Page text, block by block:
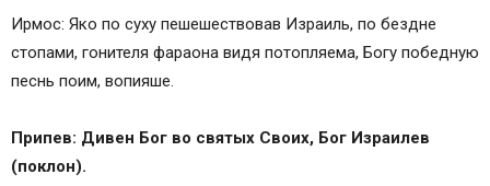
Ирмос: Яко по суху пешешествовав Израиль, по бездне
стопами, гонителя фараона видя потопляема, Богу победную
песнь поим, вопияше.
Припев: Дивен Бог во святых Своих, Бог Израилев
(поклон).